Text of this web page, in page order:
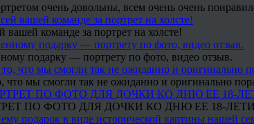
очень довольны, всем очень очень
вашей команде за портрет на холсте!
подарку — портрету по фото, видео отзыв.
что мы смогли так не ожиданно и оригинально
ПО ФОТО ДЛЯ ДОЧКИ КО ДНЮ ЕЕ 18-